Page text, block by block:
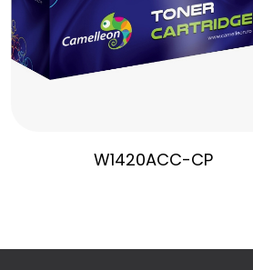
W1420ACC-CP